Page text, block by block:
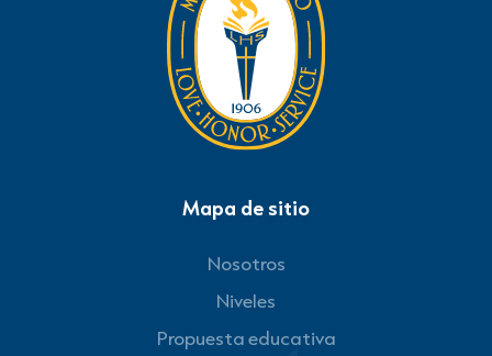
Mapa de sitio
Nosotros
Niveles
Propuesta educativa